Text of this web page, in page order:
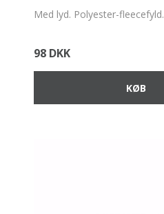
Med lyd. Polyester-fleecefyld.
98 DKK